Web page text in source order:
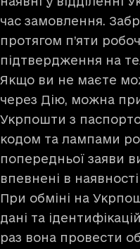
час замовлення.
протягом п’яти
підтвердження на
Якщо ви не маєте
через Дію, можна
Укрпошти з
кодом та лампами
попередньої заяви
впевнені в
При обміні на
дані та
раз вона провести